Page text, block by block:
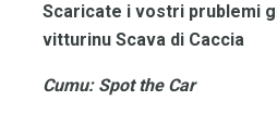
Scaricate i vostri prublemi
vitturinu Scava di Caccia
Cumu: Spot the Car